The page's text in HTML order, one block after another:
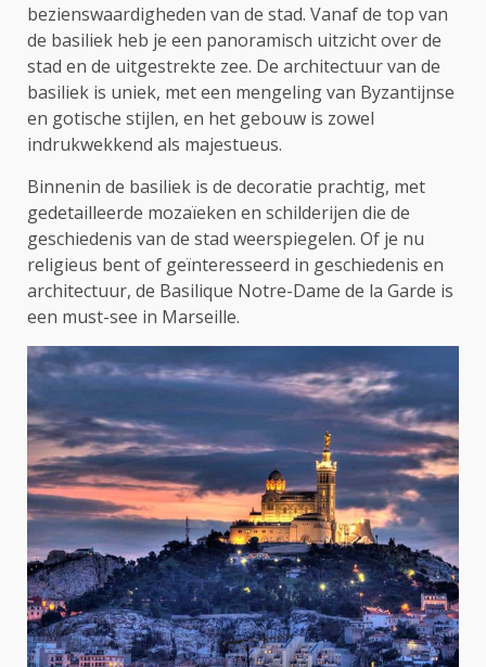
bezienswaardigheden van de stad. Vanaf de top van
de basiliek heb je een panoramisch uitzicht over de
stad en de uitgestrekte zee. De architectuur van de
basiliek is uniek, met een mengeling van Byzantijnse
en gotische stijlen, en het gebouw is zowel
indrukwekkend als majestueus.
Binnenin de basiliek is de decoratie prachtig, met
gedetailleerde mozaïeken en schilderijen die de
geschiedenis van de stad weerspiegelen. Of je nu
religieus bent of geïnteresseerd in geschiedenis en
architectuur, de Basilique Notre-Dame de la Garde is
een must-see in Marseille.